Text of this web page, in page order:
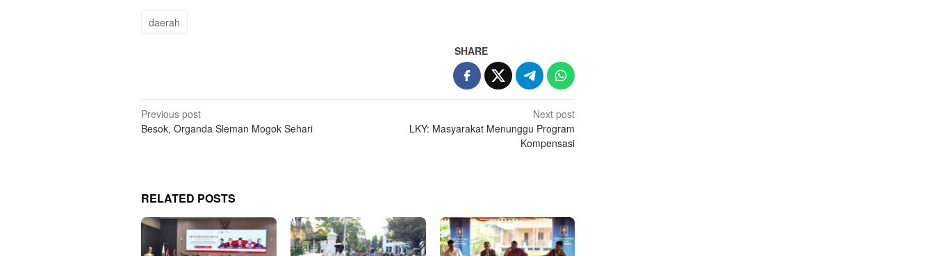
daerah
SHARE
Post
navigation
Previous post
Besok, Organda Sleman Mogok Sehari
Next post
LKY: Masyarakat Menunggu Program
Kompensasi
RELATED POSTS